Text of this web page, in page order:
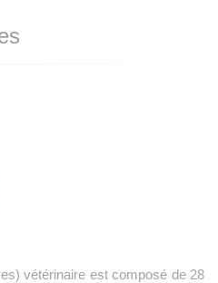
vétérinaire est composé de 28